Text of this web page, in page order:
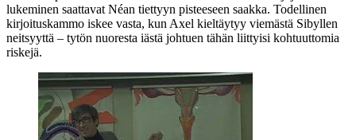
lukeminen saattavat Néan tiettyyn pisteeseen saakka. Todellinen
kirjoituskammo iskee vasta, kun Axel kieltäytyy viemästä Sibyllen
neitsyyttä – tytön nuoresta iästä johtuen tähän liittyisi kohtuuttomia
riskejä.